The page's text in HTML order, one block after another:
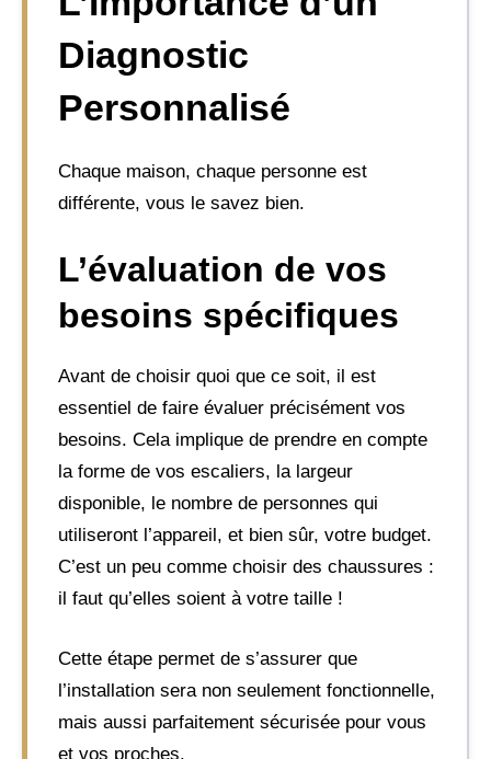
Diagnostic
Personnalisé
Chaque maison, chaque personne est
différente, vous le savez bien.
L’évaluation de vos
besoins spécifiques
Avant de choisir quoi que ce soit, il est
essentiel de faire évaluer précisément vos
besoins. Cela implique de prendre en compte
la forme de vos escaliers, la largeur
disponible, le nombre de personnes qui
utiliseront l’appareil, et bien sûr, votre budget.
C’est un peu comme choisir des chaussures :
il faut qu’elles soient à votre taille !
Cette étape permet de s’assurer que
l’installation sera non seulement fonctionnelle,
mais aussi parfaitement sécurisée pour vous
et vos proches.